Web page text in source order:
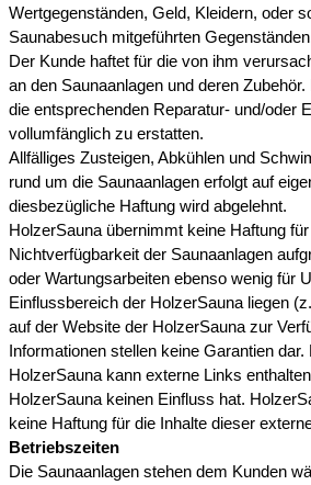
Wertgegenständen, Geld, Kleidern, oder
Saunabesuch mitgeführten
Der Kunde haftet für die von ihm
an den Saunaanlagen und deren
die entsprechenden Reparatur- und/oder
vollumfänglich zu erstatten.
Allfälliges Zusteigen, Abkühlen und
rund um die Saunaanlagen erfolgt auf
diesbezügliche Haftung wird abgelehnt.
HolzerSauna übernimmt keine Haftung
Nichtverfügbarkeit der Saunaanlagen
oder Wartungsarbeiten ebenso wenig für
Einflussbereich der HolzerSauna liegen
auf der Website der HolzerSauna zur
Informationen stellen keine Garantien
HolzerSauna kann externe Links
HolzerSauna keinen Einfluss hat.
keine Haftung für die Inhalte dieser
Betriebszeiten
Die Saunaanlagen stehen dem Kunden